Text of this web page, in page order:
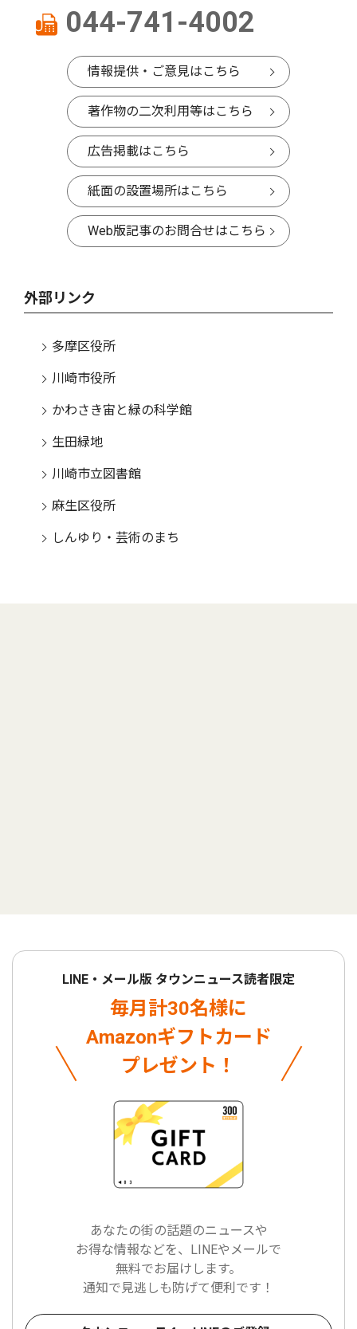
044-741-4002
情報提供・ご意見はこちら
著作物の二次利用等はこちら
広告掲載はこちら
紙面の設置場所はこちら
Web版記事のお問合せはこちら
外部リンク
多摩区役所
川崎市役所
かわさき宙と緑の科学館
生田緑地
川崎市立図書館
麻生区役所
しんゆり・芸術のまち
LINE・メール版 タウンニュース読者限定
毎月計30名様に
Amazonギフトカード
プレゼント！
あなたの街の話題のニュースや
お得な情報などを、LINEやメールで
無料でお届けします。
通知で見逃しも防げて便利です！